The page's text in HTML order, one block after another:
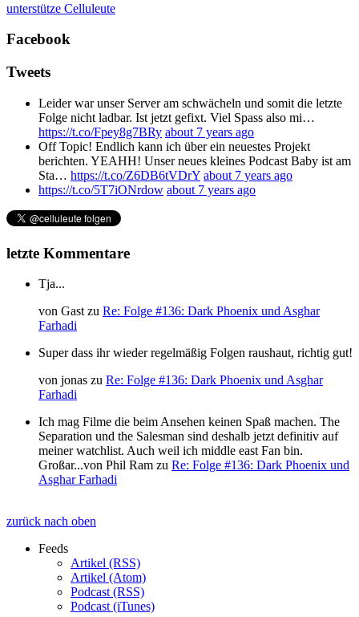
unterstütze Celluleute
Facebook
Tweets
Leider war unser Server am schwächeln und somit die letzte
Folge nicht ladbar. Ist jetzt gefixt. Viel Spass also mi…
https://t.co/Fpey8g7BRy about 7 years ago
Off Topic! Endlich kann ich über ein neuestes Projekt
berichten. YEAHH! Unser neues kleines Podcast Baby ist am
Sta… https://t.co/Z6DB6tVDrY about 7 years ago
https://t.co/5T7iONrdow about 7 years ago
letzte Kommentare
Tja...
von Gast zu Re: Folge #136: Dark Phoenix und Asghar
Farhadi
Super dass ihr wieder regelmäßig Folgen raushaut, richtig gut!
von jonas zu Re: Folge #136: Dark Phoenix und Asghar
Farhadi
Ich mag Filme die beim Ansehen keinen Spaß machen. The
Separation und the Salesman sind deshalb jetzt definitiv auf
meiner watchlist. Auch weil ich middle east Fan bin.
Großar...von Phil Ram zu Re: Folge #136: Dark Phoenix und
Asghar Farhadi
zurück nach oben
Feeds
Artikel (RSS)
Artikel (Atom)
Podcast (RSS)
Podcast (iTunes)